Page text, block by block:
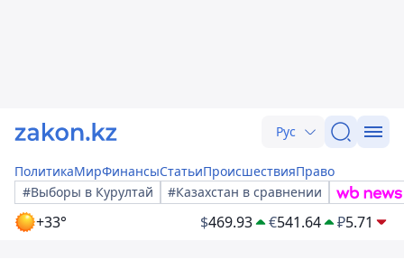
Рус
ПолитикаМирФинансыСтатьиПроисшествияПраво
#Выборы в Курултай
#Казахстан в сравнении
+33° $469.93 €541.64 ₽5.71